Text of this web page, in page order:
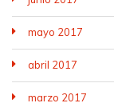
mayo 2017
abril 2017
marzo 2017